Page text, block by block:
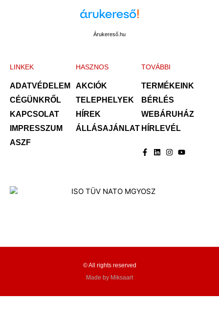
Árukereső.hu
LINKEK
ADATVÉDELEM
CÉGÜNKRŐL
KAPCSOLAT
IMPRESSZUM
ASZF
HASZNOS
AKCIÓK
TELEPHELYEK
HÍREK
ÁLLÁSAJÁNLAT
TOVÁBBI
TERMÉKEINK
BÉRLÉS
WEBÁRUHÁZ
HÍRLEVÉL
© All rights reserved
Made by Miksaart